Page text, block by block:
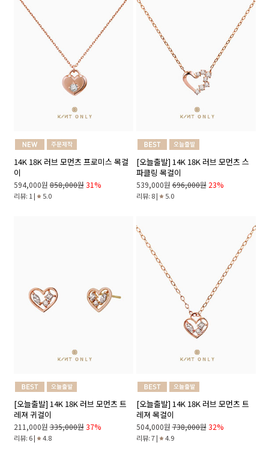
14K 18K 러브 모먼츠 프로미스 목걸
이
594,000원 858,000원 31%
리뷰: 1 | 5.0
[오늘출발] 14K 18K 러브 모먼츠 스
파클링 목걸이
539,000원 696,000원 23%
리뷰: 8 | 5.0
[오늘출발] 14K 18K 러브 모먼츠 트
레져 귀걸이
211,000원 335,000원 37%
리뷰: 6 | 4.8
[오늘출발] 14K 18K 러브 모먼츠 트
레져 목걸이
504,000원 738,000원 32%
리뷰: 7 | 4.9